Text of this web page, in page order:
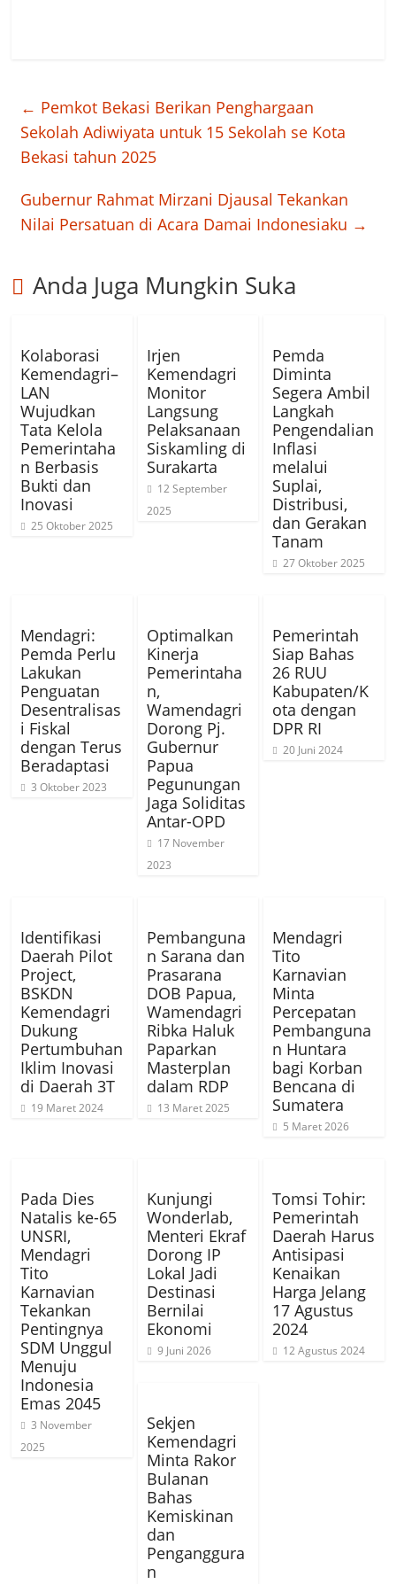
← Pemkot Bekasi Berikan Penghargaan
Sekolah Adiwiyata untuk 15 Sekolah se Kota
Bekasi tahun 2025
Gubernur Rahmat Mirzani Djausal Tekankan
Nilai Persatuan di Acara Damai Indonesiaku →
Anda Juga Mungkin Suka
Kolaborasi
Kemendagri–
LAN
Wujudkan
Tata Kelola
Pemerintaha
n Berbasis
Bukti dan
Inovasi
25 Oktober 2025
Irjen
Kemendagri
Monitor
Langsung
Pelaksanaan
Siskamling di
Surakarta
12 September
2025
Pemda
Diminta
Segera Ambil
Langkah
Pengendalian
Inflasi
melalui
Suplai,
Distribusi,
dan Gerakan
Tanam
27 Oktober 2025
Mendagri:
Pemda Perlu
Lakukan
Penguatan
Desentralisas
i Fiskal
dengan Terus
Beradaptasi
3 Oktober 2023
Optimalkan
Kinerja
Pemerintaha
n,
Wamendagri
Dorong Pj.
Gubernur
Papua
Pegunungan
Jaga Soliditas
Antar-OPD
17 November
2023
Pemerintah
Siap Bahas
26 RUU
Kabupaten/K
ota dengan
DPR RI
20 Juni 2024
Identifikasi
Daerah Pilot
Project,
BSKDN
Kemendagri
Dukung
Pertumbuhan
Iklim Inovasi
di Daerah 3T
19 Maret 2024
Pembanguna
n Sarana dan
Prasarana
DOB Papua,
Wamendagri
Ribka Haluk
Paparkan
Masterplan
dalam RDP
13 Maret 2025
Mendagri
Tito
Karnavian
Minta
Percepatan
Pembanguna
n Huntara
bagi Korban
Bencana di
Sumatera
5 Maret 2026
Pada Dies
Natalis ke-65
UNSRI,
Mendagri
Tito
Karnavian
Tekankan
Pentingnya
SDM Unggul
Menuju
Indonesia
Emas 2045
3 November
2025
Kunjungi
Wonderlab,
Menteri Ekraf
Dorong IP
Lokal Jadi
Destinasi
Bernilai
Ekonomi
9 Juni 2026
Tomsi Tohir:
Pemerintah
Daerah Harus
Antisipasi
Kenaikan
Harga Jelang
17 Agustus
2024
12 Agustus 2024
Sekjen
Kemendagri
Minta Rakor
Bulanan
Bahas
Kemiskinan
dan
Penganggura
n